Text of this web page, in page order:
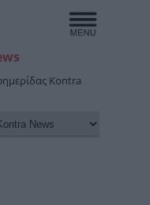
Kontra